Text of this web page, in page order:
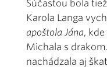
Súčasťou bola
Karola Langa
apoštola Jána,
Michala s
nachádzala aj